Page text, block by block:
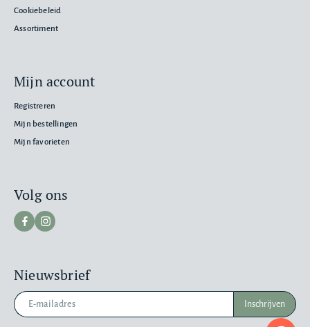
Cookiebeleid
Assortiment
Mijn account
Registreren
Mijn bestellingen
Mijn favorieten
Nieuwsbrief
Inschrijven
Volg ons